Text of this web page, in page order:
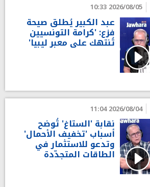
2026/08/05 10:33
عبد الكبير يُطلق صيحة
فزع: 'كرامة التونسيين
تُنتهك على معبر ليبيا'
2026/08/04 11:04
نقابة 'الستاغ' تُوضح
أسباب 'تخفيف الأحمال'
وتدعو للاستثمار في
الطاقات المتجدّدة